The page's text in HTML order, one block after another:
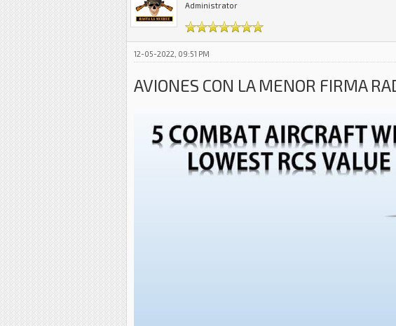
Administrator
12-05-2022, 09:51 PM
AVIONES CON LA MENOR FIRMA